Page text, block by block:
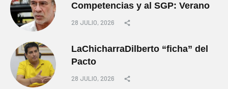
Competencias y al SGP: Verano
28 JULIO, 2026
LaChicharraDilberto “ficha” del
Pacto
28 JULIO, 2026